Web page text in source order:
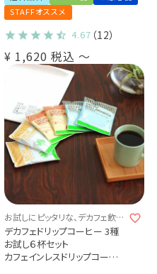
ご自身で作るキットをお届け♪
(sdc)
STAFFオススメ
4.67 （12）
¥ 1,620 税込 〜
お試しにピッタリな、デカフェ飲み
比べセット♪
デカフェドリップコーヒー 3種
お試し６杯セット
カフェインレスドリップコーヒ